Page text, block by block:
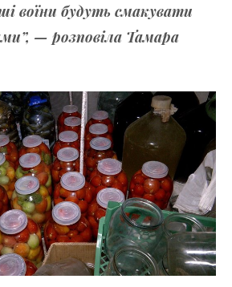
воїни будуть смакувати
— розповіла Тамара